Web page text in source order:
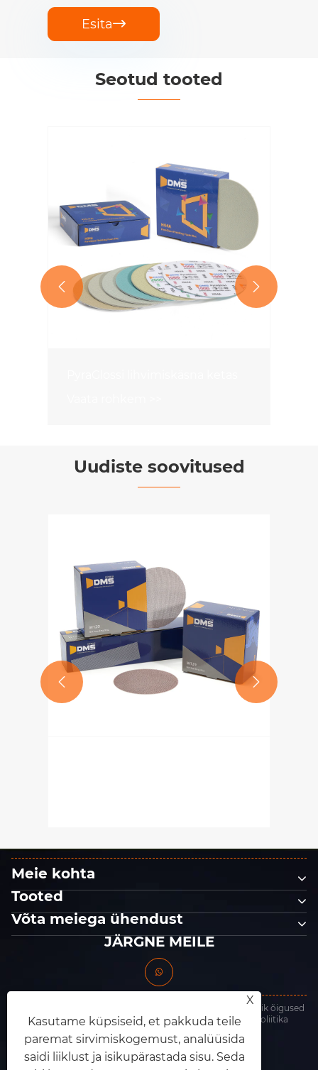
Esita
Seotud tooted
 
Uudiste soovitused
 
Meie kohta
Tooted
Võta meiega ühendust
JÄRGNE MEILE
Autoriõigus © 2025 Dongguan King Abrasives Co., Ltd. Kõik õigused
kaitstud. Links | Sitemap | RSS | XML | Privaatsuspoliitika
X
Kasutame küpsiseid, et pakkuda teile
paremat sirvimiskogemust, analüüsida
saidi liiklust ja isikupärastada sisu. Seda